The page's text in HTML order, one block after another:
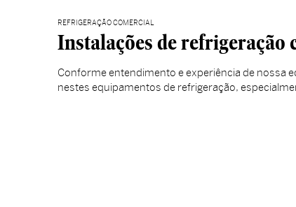
REFRIGERAÇÃO COMERCIAL
Instalações de refrigeração
Conforme entendimento e experiência de nossa
nestes equipamentos de refrigeração,